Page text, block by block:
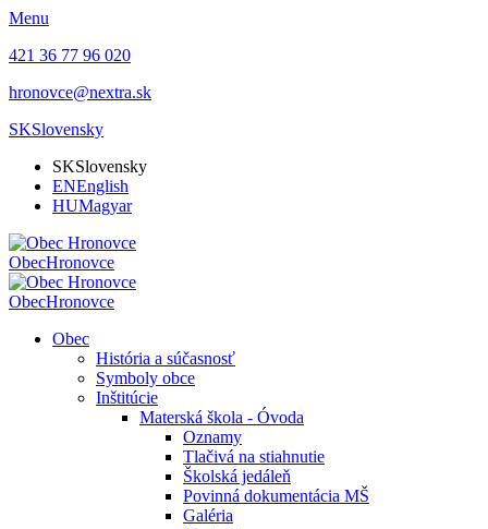
Menu
421 36 77 96 020
hronovce@nextra.sk
SKSlovensky
SKSlovensky
ENEnglish
HUMagyar
ObecHronovce
ObecHronovce
Obec
História a súčasnosť
Symboly obce
Inštitúcie
Materská škola - Óvoda
Oznamy
Tlačivá na stiahnutie
Školská jedáleň
Povinná dokumentácia MŠ
Galéria